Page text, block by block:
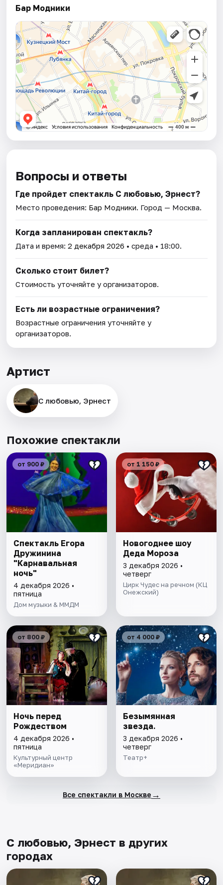
Бар Модники
Вопросы и ответы
Где пройдет спектакль С любовью, Эрнест?
Место проведения: Бар Модники. Город — Москва.
Когда запланирован спектакль?
Дата и время:2 декабря 2026 • среда • 18:00.
Сколько стоит билет?
Стоимость уточняйте у организаторов.
Есть ли возрастные ограничения?
Возрастные ограничения уточняйте у
организаторов.
Артист
С любовью, Эрнест
Похожие спектакли
от 900 ₽
Спектакль Егора
Дружинина
"Карнавальная
ночь"
4 декабря 2026 •
пятница
Дом музыки & ММДМ
от 1 150 ₽
Новогоднее шоу
Деда Мороза
3 декабря 2026 •
четверг
Цирк Чудес на речном (КЦ
Онежский)
от 800 ₽
Ночь перед
Рождеством
4 декабря 2026 •
пятница
Культурный центр
«Меридиан»
от 4 000 ₽
Безымянная
звезда.
3 декабря 2026 •
четверг
Театр+
Все спектакли в Москве →
С любовью, Эрнест в других
городах